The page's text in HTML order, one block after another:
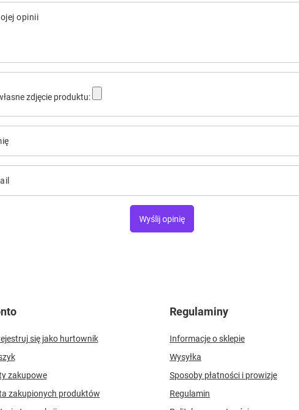
opinii
zdjęcie produktu:
Wyślij opinię
się jako hurtownik
zakupowe
zakupionych produktów
Regulaminy
Informacje o sklepie
Wysyłka
Sposoby płatności i prowizje
Regulamin